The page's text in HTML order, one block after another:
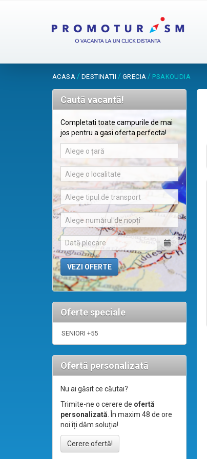
ACASA / DESTINATII / GRECIA / PSAKOUDIA
Caută vacantă!
Completati toate campurile de mai
jos pentru a gasi oferta perfecta!
Alege o țară
Alege o localitate
Alege tipul de transport
Alege numărul de nopți
Oferte speciale
SENIORI +55
Ofertă personalizată
Nu ai găsit ce căutai?
Trimite-ne o cerere de ofertă
personalizată. În maxim 48 de ore
noi îți dăm soluția!
Cerere ofertă!